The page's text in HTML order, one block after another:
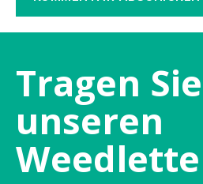
Tragen
unseren